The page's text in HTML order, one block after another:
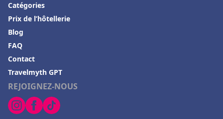
Hôtels à Condrieu
Hôtels à Château-Chinon
Hôtels à Grignan
Hôtels à Salon-de-Provence
Hôtels à Locronan
Hôtels à La Plagne
Hôtels à Lege-Cap-Ferret
REJOIGNEZ-NOUS
Catégories
Prix de l’hôtellerie
Blog
FAQ
Contact
Travelmyth GPT